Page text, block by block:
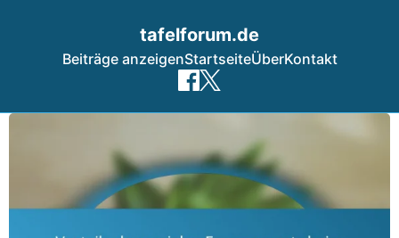
tafelforum.de
Beiträge anzeigenStartseiteÜberKontakt